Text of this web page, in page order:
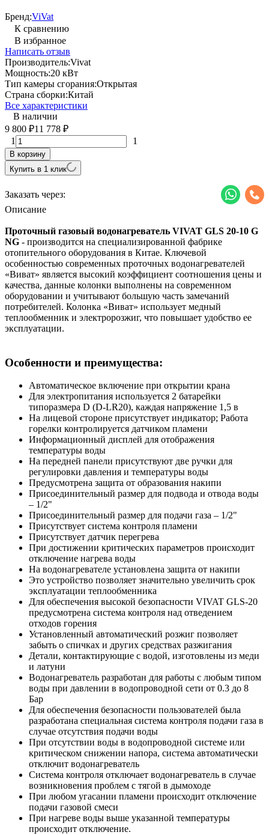
Бренд:ViVat
К сравнению
В избранное
Написать отзыв
Производитель:Vivat
Мощность:20 кВт
Тип камеры сгорания:Открытая
Страна сборки:Китай
Все характеристики
В наличии
9 800 ₽11 778 ₽
1 1
В корзину
Купить в 1 клик
Заказать через:
Описание
Проточный газовый водонагреватель VIVAT GLS 20-10 G
NG - производится на специализированной фабрике
отопительного оборудования в Китае. Ключевой
особенностью современных проточных водонагревателей
«Виват» является высокий коэффициент соотношения цены и
качества, данные колонки выполнены на современном
оборудовании и учитывают большую часть замечаний
потребителей. Колонка «Виват» использует медный
теплообменник и электророзжиг, что повышает удобство ее
эксплуатации.
Особенности и преимущества:
Автоматическое включение при открытии крана
Для электропитания используется 2 батарейки
типоразмера D (D-LR20), каждая напряжение 1,5 в
На лицевой стороне присутствует индикатор; Работа
горелки контролируется датчиком пламени
Информационный дисплей для отображения
температуры воды
На передней панели присутствуют две ручки для
регулировки давления и температуры воды
Предусмотрена защита от образования накипи
Присоединительный размер для подвода и отвода воды
– 1/2"
Присоединительный размер для подачи газа – 1/2"
Присутствует система контроля пламени
Присутствует датчик перегрева
При достижении критических параметров происходит
отключение нагрева воды
На водонагревателе установлена защита от накипи
Это устройство позволяет значительно увеличить срок
эксплуатации теплообменника
Для обеспечения высокой безопасности VIVAT GLS-20
предусмотрена система контроля над отведением
отходов горения
Установленный автоматический розжиг позволяет
забыть о спичках и других средствах разжигания
Детали, контактирующие с водой, изготовлены из меди
и латуни
Водонагреватель разработан для работы с любым типом
воды при давлении в водопроводной сети от 0.3 до 8
Бар
Для обеспечения безопасности пользователей была
разработана специальная система контроля подачи газа в
случае отсутствия подачи воды
При отсутствии воды в водопроводной системе или
критическом снижении напора, система автоматически
отключит водонагреватель
Система контроля отключает водонагреватель в случае
возникновения проблем с тягой в дымоходе
При любом угасании пламени происходит отключение
подачи газовой смеси
При нагреве воды выше указанной температуры
происходит отключение.